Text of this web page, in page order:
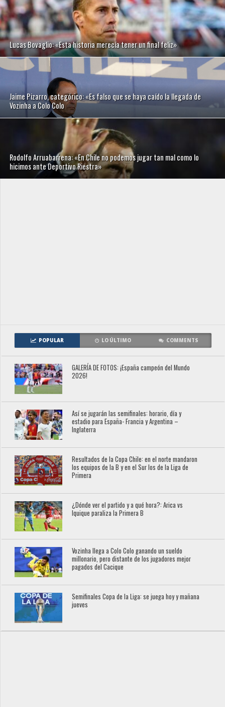
Lucas Bovaglio: «Esta historia merecía tener un final feliz»
Jaime Pizarro, categórico: «Es falso que se haya caído la llegada de
Vozinha a Colo Colo
Rodolfo Arruabarrena: «En Chile no podemos jugar tan mal como lo
hicimos ante Deportivo Riestra»
POPULAR LO ÚLTIMO COMMENTS
GALERÍA DE FOTOS: ¡España campeón del Mundo
2026!
Así se jugarán las semifinales: horario, día y
estadio para España- Francia y Argentina –
Inglaterra
Resultados de la Copa Chile: en el norte mandaron
los equipos de la B y en el Sur los de la Liga de
Primera
¿Dónde ver el partido y a qué hora?: Arica vs
Iquique paraliza la Primera B
Vozinha llega a Colo Colo ganando un sueldo
millonario, pero distante de los jugadores mejor
pagados del Cacique
Semifinales Copa de la Liga: se juega hoy y mañana
jueves